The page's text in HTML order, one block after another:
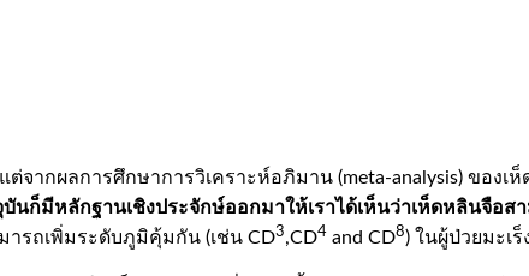
แต่จากผลการศึกษาการวิเคราะห์อภิมาน (meta-analysis) ของเ
บันก็มีหลักฐานเชิงประจักษ์ออกมาให้เราได้เห็นว่าเห็ดหลินจือ
ารถเพิ่มระดับภูมิคุ้มกัน (เช่น CD3,CD4 and CD8) ในผู้ป่วยมะเ